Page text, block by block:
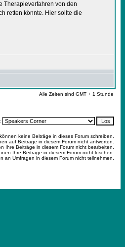
Therapieverfahren von den
retten könnte. Hier sollte die
Alle Zeiten sind GMT + 1 Stunde
keine Beiträge in dieses Forum schreiben.
auf Beiträge in diesem Forum nicht antworten.
Ihre Beiträge in diesem Forum nicht bearbeiten.
Ihre Beiträge in diesem Forum nicht löschen.
an Umfragen in diesem Forum nicht teilnehmen.